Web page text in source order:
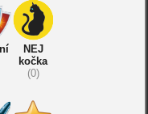
NEJ
kočka
(0)